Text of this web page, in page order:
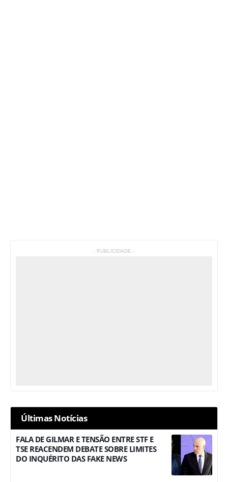
- PUBLICIDADE -
Últimas Notícias
FALA DE GILMAR E TENSÃO ENTRE STF E
TSE REACENDEM DEBATE SOBRE LIMITES
DO INQUÉRITO DAS FAKE NEWS